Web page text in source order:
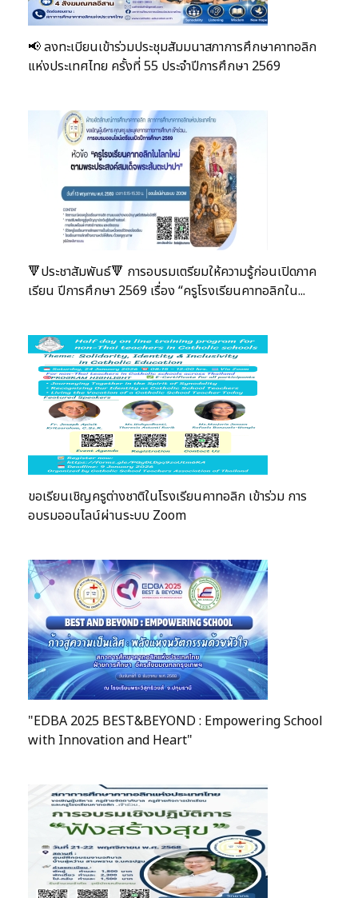
📢 ลงทะเบียนเข้าร่วมประชุมสัมมนาสภาการศึกษาคาทอลิก
แห่งประเทศไทย ครั้งที่ 55 ประจำปีการศึกษา 2569
🔻ประชาสัมพันธ์🔻 การอบรมเตรียมให้ความรู้ก่อนเปิดภาค
เรียน ปีการศึกษา 2569 เรื่อง “ครูโรงเรียนคาทอลิกใน...
ขอเรียนเชิญครูต่างชาติในโรงเรียนคาทอลิก เข้าร่วม การ
อบรมออนไลน์ผ่านระบบ Zoom
"EDBA 2025 BEST&BEYOND : Empowering School
with Innovation and Heart"